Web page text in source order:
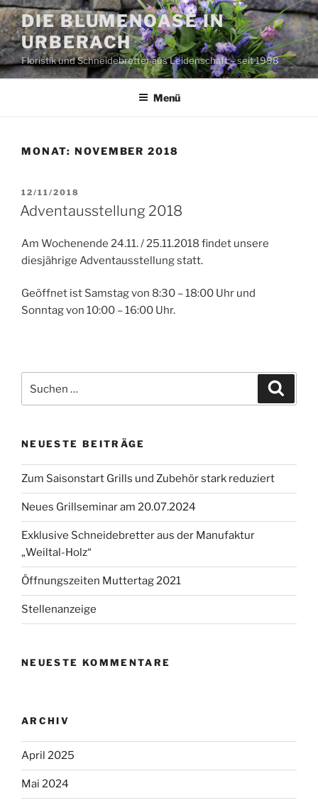
Zum
Inhalt
springen
DIE BLUMENOASE IN
URBERACH
Floristik und Schneidebretter aus Leidenschaft – seit 1998
Menü
MONAT: NOVEMBER 2018
VERÖFFENTLICHT
AM
12/11/2018
Adventausstellung 2018
Am Wochenende 24.11. / 25.11.2018 findet unsere
diesjährige Adventausstellung statt.
Geöffnet ist Samstag von 8:30 – 18:00 Uhr und
Sonntag von 10:00 – 16:00 Uhr.
nach:
NEUESTE BEITRÄGE
Zum Saisonstart Grills und Zubehör stark reduziert
Neues Grillseminar am 20.07.2024
Exklusive Schneidebretter aus der Manufaktur
„Weiltal-Holz“
Öffnungszeiten Muttertag 2021
Stellenanzeige
NEUESTE KOMMENTARE
ARCHIV
April 2025
Mai 2024